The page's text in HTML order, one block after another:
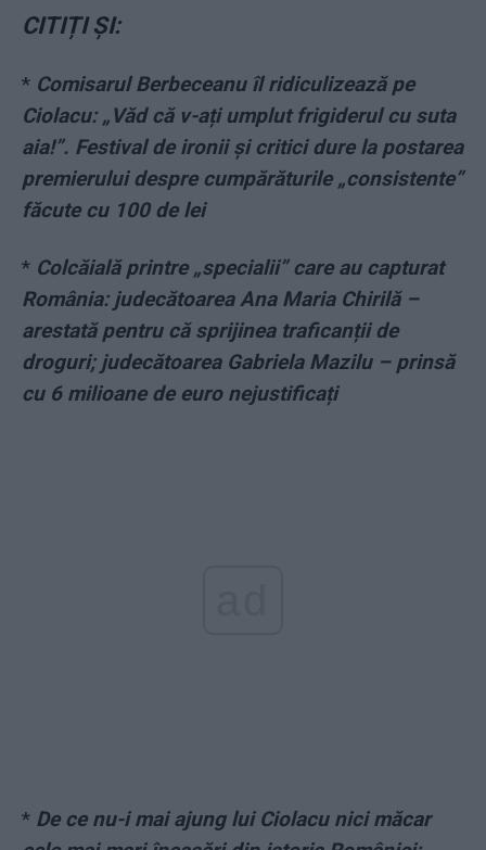
CITIȚI ȘI:
* Comisarul Berbeceanu îl ridiculizează pe
Ciolacu: „Văd că v-ați umplut frigiderul cu suta
aia!”. Festival de ironii și critici dure la postarea
premierului despre cumpărăturile „consistente”
făcute cu 100 de lei
* Colcăială printre „specialii” care au capturat
România: judecătoarea Ana Maria Chirilă –
arestată pentru că sprijinea traficanții de
droguri; judecătoarea Gabriela Mazilu – prinsă
cu 6 milioane de euro nejustificați
* De ce nu-i mai ajung lui Ciolacu nici măcar